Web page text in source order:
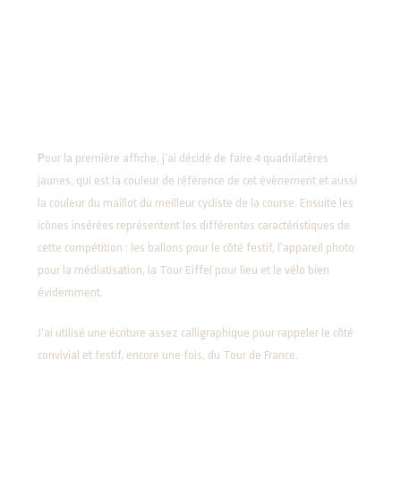
Pour la première affiche, j’ai décidé de faire 4 quadrilatères
jaunes, qui est la couleur de référence de cet évènement et aussi
la couleur du maillot du meilleur cycliste de la course. Ensuite les
icônes insérées représentent les différentes caractéristiques de
cette compétition : les ballons pour le côté festif, l’appareil photo
pour la médiatisation, la Tour Eiffel pour lieu et le vélo bien
évidemment.
J’ai utilisé une écriture assez calligraphique pour rappeler le côté
convivial et festif, encore une fois, du Tour de France.